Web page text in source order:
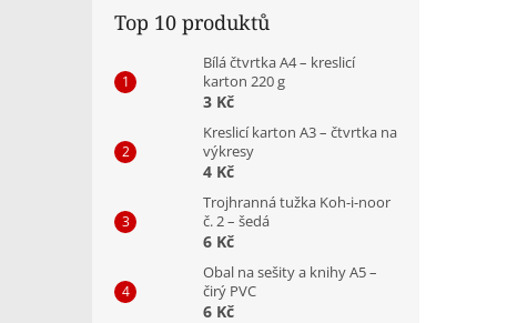
Top 10 produktů
Bílá čtvrtka A4 – kreslicí
karton 220 g
3 Kč
Kreslicí karton A3 – čtvrtka na
výkresy
4 Kč
Trojhranná tužka Koh-i-noor
č. 2 – šedá
6 Kč
Obal na sešity a knihy A5 –
čirý PVC
6 Kč